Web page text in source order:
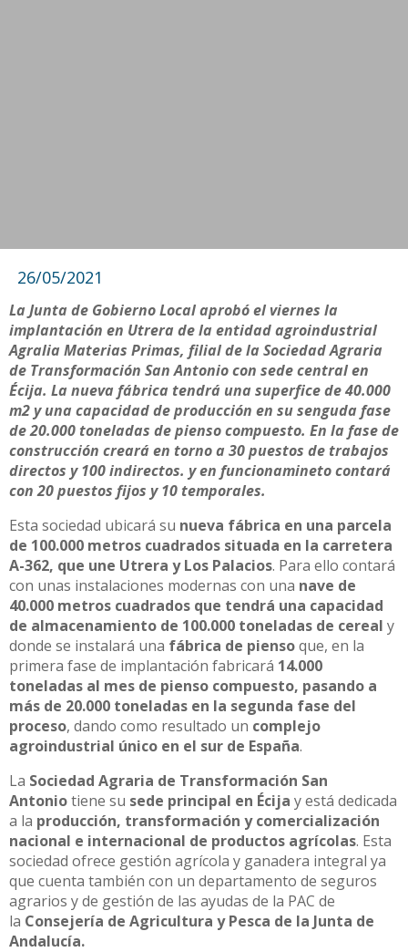
26/05/2021
La Junta de Gobierno Local aprobó el viernes la
implantación en Utrera de la entidad agroindustrial
Agralia Materias Primas, filial de la Sociedad Agraria
de Transformación San Antonio con sede central en
Écija. La nueva fábrica tendrá una superfice de 40.000
m2 y una capacidad de producción en su senguda fase
de 20.000 toneladas de pienso compuesto. En la fase de
construcción creará en torno a 30 puestos de trabajos
directos y 100 indirectos. y en funcionamineto contará
con 20 puestos fijos y 10 temporales.
Esta sociedad ubicará su nueva fábrica en una parcela
de 100.000 metros cuadrados situada en la carretera
A-362, que une Utrera y Los Palacios. Para ello contará
con unas instalaciones modernas con una nave de
40.000 metros cuadrados que tendrá una capacidad
de almacenamiento de 100.000 toneladas de cereal y
donde se instalará una fábrica de piensoque, en la
primera fase de implantación fabricará 14.000
toneladas al mes de pienso compuesto, pasando a
más de 20.000 toneladas en la segunda fase del
proceso, dando como resultado un complejo
agroindustrial único en el sur de España.
La Sociedad Agraria de Transformación San
Antoniotiene su sede principal en Écija y está dedicada
a la producción, transformación y comercialización
nacional e internacional de productos agrícolas. Esta
sociedad ofrece gestión agrícola y ganadera integral ya
que cuenta también con un departamento de seguros
agrarios y de gestión de las ayudas de la PAC de
la Consejería de Agricultura y Pesca de la Junta de
Andalucía.